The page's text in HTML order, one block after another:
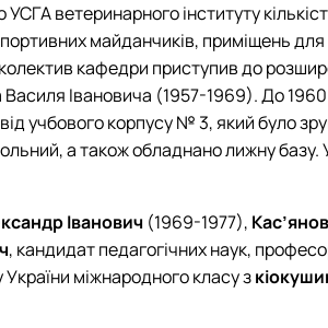
ветеринарного інституту
майданчиків, приміщень
кафедри приступив до
Івановича (1957-1969). До 1960
учбового корпусу № 3, який було
а також обладнано лижну базу.
Іванович (1969-1977),
, кандидат педагогічних наук,
міжнародного класу з